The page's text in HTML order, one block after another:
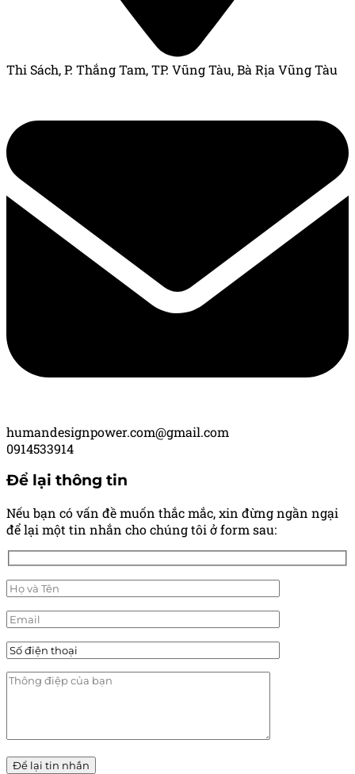
Thi Sách, P. Thắng Tam, TP. Vũng Tàu, Bà Rịa Vũng Tàu
humandesignpower.com@gmail.com
0914533914
Để lại thông tin
Nếu bạn có vấn đề muốn thắc mắc, xin đừng ngần ngại
để lại một tin nhắn cho chúng tôi ở form sau: